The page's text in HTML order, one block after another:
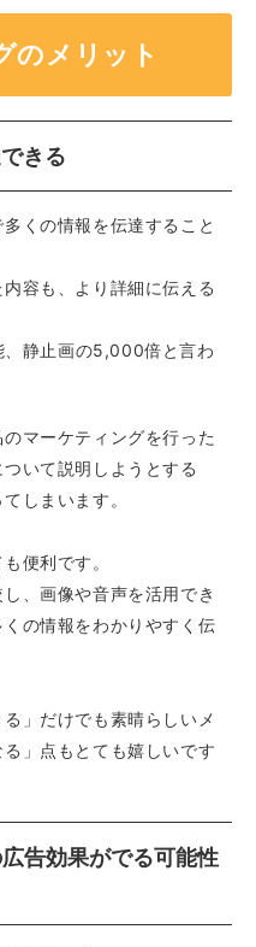
のメリット
きる
くの情報を伝達すること
容も、より詳細に伝える
静止画の5,000倍と言わ
マーケティングを行った
いて説明しようとする
しまいます。
便利です。
、画像や音声を活用でき
の情報をわかりやすく伝
」だけでも素晴らしいメ
」点もとても嬉しいです
告効果がでる可能性